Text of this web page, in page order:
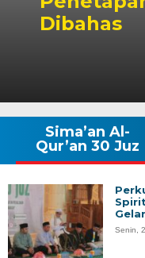
Dibahas
Sima’an Al-
Qur’an 30 Juz
Senin,